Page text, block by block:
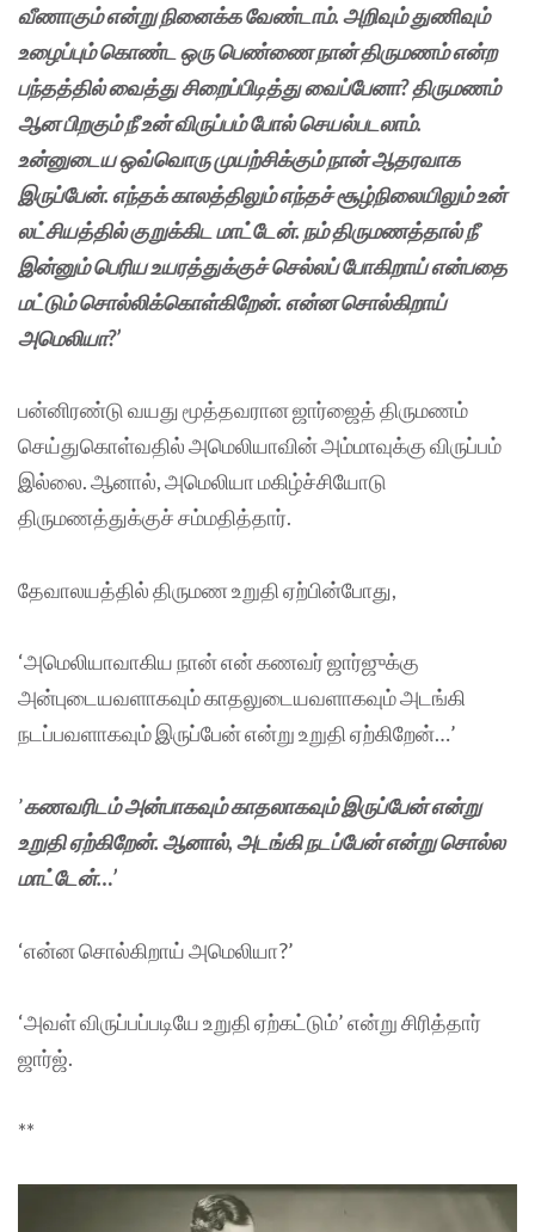
வீணாகும் என்று நினைக்க வேண்டாம். அறிவும் துணிவும்
உழைப்பும் கொண்ட ஒரு பெண்ணை நான் திருமணம் என்ற
பந்தத்தில் வைத்து சிறைப்பிடித்து வைப்பேனா? திருமணம்
ஆன பிறகும் நீ உன் விருப்பம் போல் செயல்படலாம்.
உன்னுடைய ஒவ்வொரு முயற்சிக்கும் நான் ஆதரவாக
இருப்பேன். எந்தக் காலத்திலும் எந்தச் சூழ்நிலையிலும் உன்
லட்சியத்தில் குறுக்கிட மாட்டேன். நம் திருமணத்தால் நீ
இன்னும் பெரிய உயரத்துக்குச் செல்லப் போகிறாய் என்பதை
மட்டும் சொல்லிக்கொள்கிறேன். என்ன சொல்கிறாய்
அமெலியா?’
பன்னிரண்டு வயது மூத்தவரான ஜார்ஜைத் திருமணம்
செய்துகொள்வதில் அமெலியாவின் அம்மாவுக்கு விருப்பம்
இல்லை. ஆனால், அமெலியா மகிழ்ச்சியோடு
திருமணத்துக்குச் சம்மதித்தார்.
தேவாலயத்தில் திருமண உறுதி ஏற்பின்போது,
‘அமெலியாவாகிய நான் என் கணவர் ஜார்ஜுக்கு
அன்புடையவளாகவும் காதலுடையவளாகவும் அடங்கி
நடப்பவளாகவும் இருப்பேன் என்று உறுதி ஏற்கிறேன்…’
’கணவரிடம் அன்பாகவும் காதலாகவும் இருப்பேன் என்று
உறுதி ஏற்கிறேன். ஆனால், அடங்கி நடப்பேன் என்று சொல்ல
மாட்டேன்…’
‘என்ன சொல்கிறாய் அமெலியா?’
‘அவள் விருப்பப்படியே உறுதி ஏற்கட்டும்’ என்று சிரித்தார்
ஜார்ஜ்.
**